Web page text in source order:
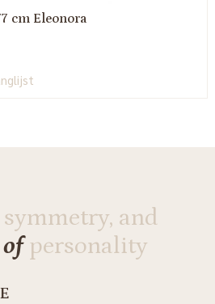
cm Eleonora
symmetry, and
personality